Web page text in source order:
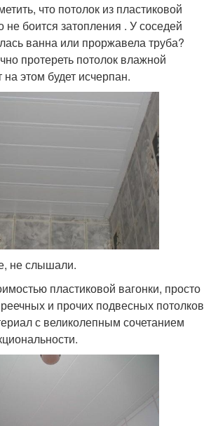
что потолок из пластиковой
не боится затопления . У соседей
ванна или проржавела труба?
протереть потолок влажной
этом будет исчерпан.
не слышали.
пластиковой вагонки, просто
и прочих подвесных потолков
с великолепным сочетанием